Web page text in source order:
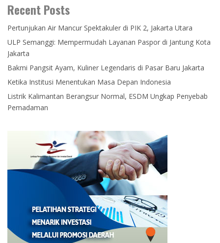
Recent Posts
Pertunjukan Air Mancur Spektakuler di PIK 2, Jakarta Utara
ULP Semanggi: Mempermudah Layanan Paspor di Jantung Kota
Jakarta
Bakmi Pangsit Ayam, Kuliner Legendaris di Pasar Baru Jakarta
Ketika Institusi Menentukan Masa Depan Indonesia
Listrik Kalimantan Berangsur Normal, ESDM Ungkap Penyebab
Pemadaman